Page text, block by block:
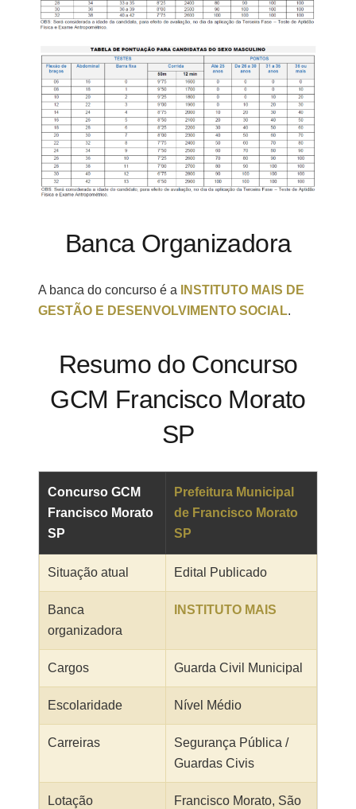
Banca Organizadora
A banca do concurso é a
INSTITUTO MAIS DE
GESTÃO E DESENVOLVIMENTO SOCIAL.
Resumo do Concurso
GCM Francisco Morato
SP
Concurso GCM
Francisco Morato
SP
Prefeitura Municipal
de Francisco Morato
SP
Situação atual Edital Publicado
Banca
organizadora
INSTITUTO MAIS
Cargos Guarda Civil Municipal
Escolaridade Nível Médio
Carreiras
Segurança Pública /
Guardas Civis
Lotação
Francisco Morato, São